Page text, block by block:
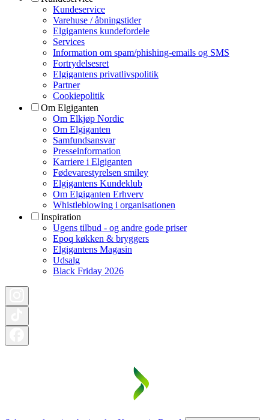
Kundeservice
Varehuse / åbningstider
Elgigantens kundefordele
Services
Information om spam/phishing-emails og SMS
Fortrydelsesret
Elgigantens privatlivspolitik
Partner
Cookiepolitik
Om Elgiganten
Om Elkjøp Nordic
Om Elgiganten
Samfundsansvar
Presseinformation
Karriere i Elgiganten
Fødevarestyrelsen smiley
Elgigantens Kundeklub
Om Elgiganten Erhverv
Whistleblowing i organisationen
Inspiration
Ugens tilbud - og andre gode priser
Epoq køkken & bryggers
Elgigantens Magasin
Udsalg
Black Friday 2026